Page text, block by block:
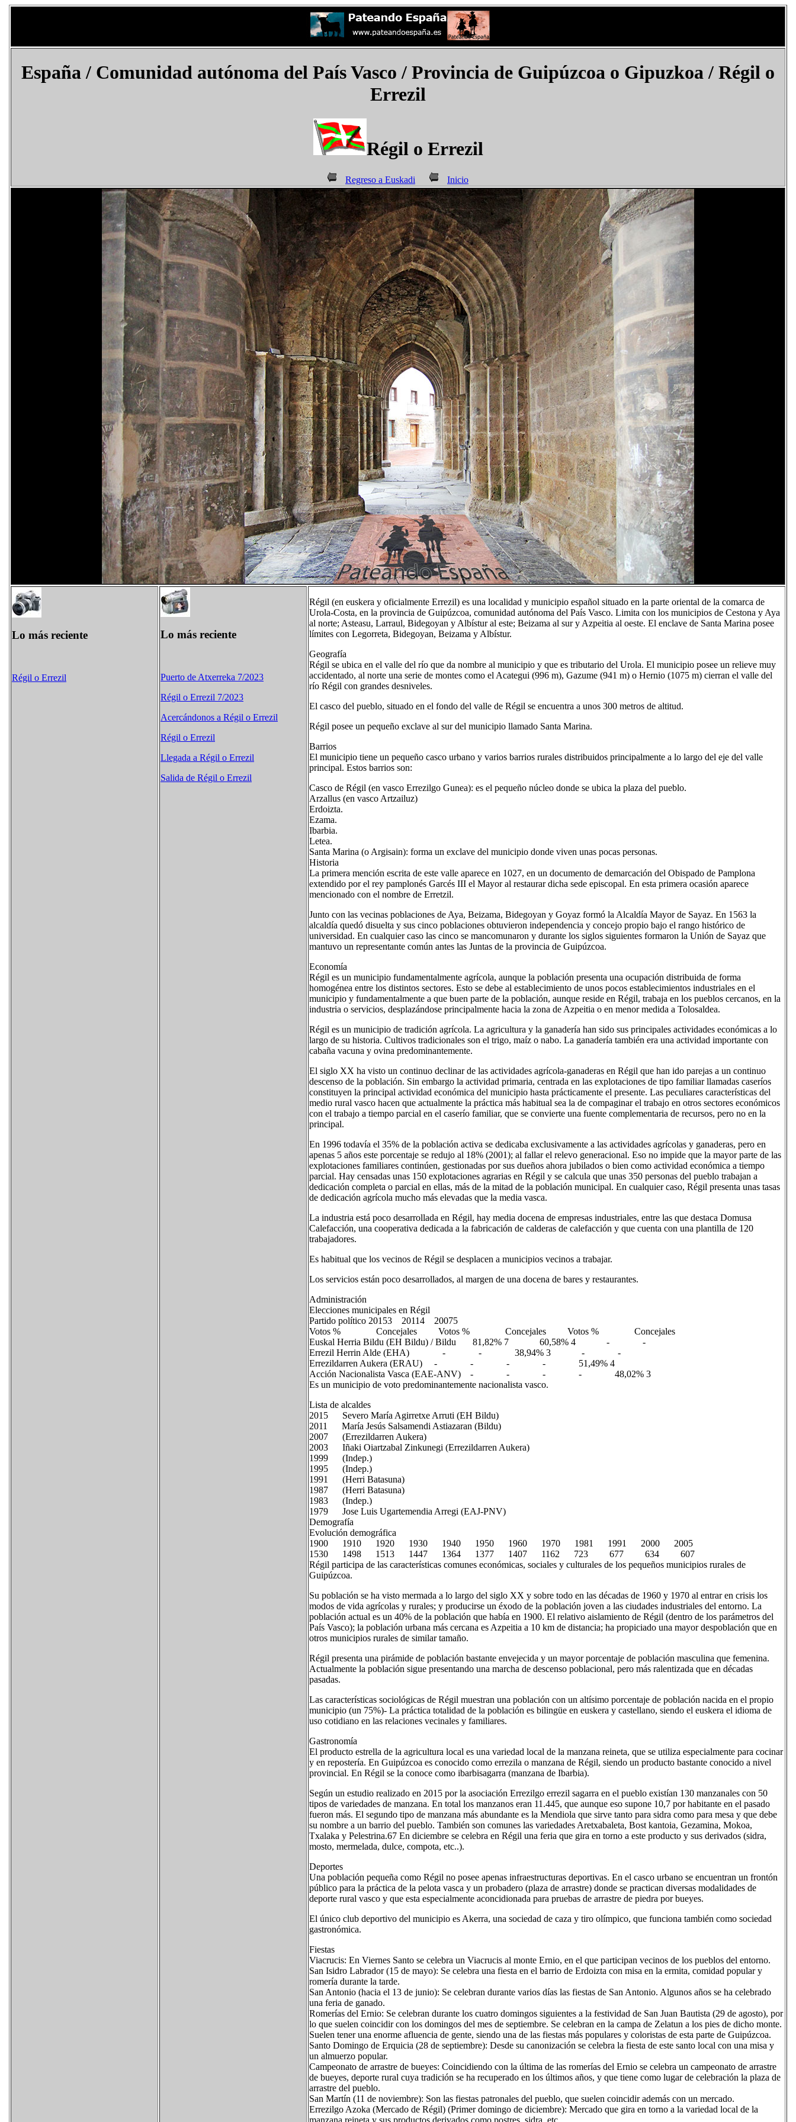
España/ Comunidad autónoma del País Vasco / Provincia de Guipúzcoa o Gipuzkoa / Régil o
Errezil
Régil o Errezil
Regreso a Euskadi Inicio
Lo más reciente
Régil o Errezil
Lo más reciente
Puerto de Atxerreka 7/2023
Régil o Errezil 7/2023
Acercándonos a Régil o Errezil
Régil o Errezil
Llegada a Régil o Errezil
Salida de Régil o Errezil
Régil​ (en euskera y oficialmente Errezil) es una localidad y municipio español situado en la parte oriental de la comarca de
Urola-Costa, en la provincia de Guipúzcoa, comunidad autónoma del País Vasco. Limita con los municipios de Cestona y Aya
al norte; Asteasu, Larraul, Bidegoyan y Albístur al este; Beizama al sur y Azpeitia al oeste. El enclave de Santa Marina posee
límites con Legorreta, Bidegoyan, Beizama y Albístur.
Geografía
Régil se ubica en el valle del río que da nombre al municipio y que es tributario del Urola. El municipio posee un relieve muy
accidentado, al norte una serie de montes como el Acategui (996 m), Gazume (941 m) o Hernio (1075 m) cierran el valle del
río Régil con grandes desniveles.
El casco del pueblo, situado en el fondo del valle de Régil se encuentra a unos 300 metros de altitud.
Régil posee un pequeño exclave al sur del municipio llamado Santa Marina.
Barrios
El municipio tiene un pequeño casco urbano y varios barrios rurales distribuidos principalmente a lo largo del eje del valle
principal. Estos barrios son:
Casco de Régil (en vasco Errezilgo Gunea): es el pequeño núcleo donde se ubica la plaza del pueblo.
Arzallus (en vasco Artzailuz)
Erdoizta.
Ezama.
Ibarbia.
Letea.
Santa Marina (o Argisain): forma un exclave del municipio donde viven unas pocas personas.
Historia
La primera mención escrita de este valle aparece en 1027, en un documento de demarcación del Obispado de Pamplona
extendido por el rey pamplonés Garcés III el Mayor al restaurar dicha sede episcopal. En esta primera ocasión aparece
mencionado con el nombre de Erretzil.
Junto con las vecinas poblaciones de Aya, Beizama, Bidegoyan y Goyaz formó la Alcaldía Mayor de Sayaz. En 1563 la
alcaldía quedó disuelta y sus cinco poblaciones obtuvieron independencia y concejo propio bajo el rango histórico de
universidad. En cualquier caso las cinco se mancomunaron y durante los siglos siguientes formaron la Unión de Sayaz que
mantuvo un representante común antes las Juntas de la provincia de Guipúzcoa.
Economía
Régil es un municipio fundamentalmente agrícola, aunque la población presenta una ocupación distribuida de forma
homogénea entre los distintos sectores. Esto se debe al establecimiento de unos pocos establecimientos industriales en el
municipio y fundamentalmente a que buen parte de la población, aunque reside en Régil, trabaja en los pueblos cercanos, en la
industria o servicios, desplazándose principalmente hacia la zona de Azpeitia o en menor medida a Tolosaldea.
Régil es un municipio de tradición agrícola. La agricultura y la ganadería han sido sus principales actividades económicas a lo
largo de su historia. Cultivos tradicionales son el trigo, maíz o nabo. La ganadería también era una actividad importante con
cabaña vacuna y ovina predominantemente.
El siglo XX ha visto un continuo declinar de las actividades agrícola-ganaderas en Régil que han ido parejas a un continuo
descenso de la población. Sin embargo la actividad primaria, centrada en las explotaciones de tipo familiar llamadas caseríos
constituyen la principal actividad económica del municipio hasta prácticamente el presente. Las peculiares características del
medio rural vasco hacen que actualmente la práctica más habitual sea la de compaginar el trabajo en otros sectores económicos
con el trabajo a tiempo parcial en el caserío familiar, que se convierte una fuente complementaria de recursos, pero no en la
principal.
En 1996 todavía el 35% de la población activa se dedicaba exclusivamente a las actividades agrícolas y ganaderas, pero en
apenas 5 años este porcentaje se redujo al 18% (2001); al fallar el relevo generacional. Eso no impide que la mayor parte de las
explotaciones familiares continúen, gestionadas por sus dueños ahora jubilados o bien como actividad económica a tiempo
parcial. Hay censadas unas 150 explotaciones agrarias en Régil y se calcula que unas 350 personas del pueblo trabajan a
dedicación completa o parcial en ellas, más de la mitad de la población municipal. En cualquier caso, Régil presenta unas tasas
de dedicación agrícola mucho más elevadas que la media vasca.
La industria está poco desarrollada en Régil, hay media docena de empresas industriales, entre las que destaca Domusa
Calefacción, una cooperativa dedicada a la fabricación de calderas de calefacción y que cuenta con una plantilla de 120
trabajadores.
Es habitual que los vecinos de Régil se desplacen a municipios vecinos a trabajar.
Los servicios están poco desarrollados, al margen de una docena de bares y restaurantes.
Administración
Elecciones municipales en Régil
Partido político 20153​ 20114​ 20075​
Votos % Concejales Votos % Concejales Votos % Concejales
Euskal Herria Bildu (EH Bildu) / Bildu 81,82% 7 60,58% 4 - -
Errezil Herrin Alde (EHA) - - 38,94% 3 - -
Errezildarren Aukera (ERAU) - - - - 51,49% 4
Acción Nacionalista Vasca (EAE-ANV) - - - - 48,02% 3
Es un municipio de voto predominantemente nacionalista vasco.
Lista de alcaldes
2015 Severo María Agirretxe Arruti (EH Bildu)
2011 María Jesús Salsamendi Astiazaran (Bildu)
2007 (Errezildarren Aukera)
2003 Iñaki Oiartzabal Zinkunegi (Errezildarren Aukera)
1999 (Indep.)
1995 (Indep.)
1991 (Herri Batasuna)
1987 (Herri Batasuna)
1983 (Indep.)
1979 Jose Luis Ugartemendia Arregi (EAJ-PNV)
Demografía
Evolución demográfica
1900 1910 1920 1930 1940 1950 1960 1970 1981 1991 2000 2005
1530 1498 1513 1447 1364 1377 1407 1162 723 677 634 607
Régil participa de las características comunes económicas, sociales y culturales de los pequeños municipios rurales de
Guipúzcoa.
Su población se ha visto mermada a lo largo del siglo XX y sobre todo en las décadas de 1960 y 1970 al entrar en crisis los
modos de vida agrícolas y rurales; y producirse un éxodo de la población joven a las ciudades industriales del entorno. La
población actual es un 40% de la población que había en 1900. El relativo aislamiento de Régil (dentro de los parámetros del
País Vasco); la población urbana más cercana es Azpeitia a 10 km de distancia; ha propiciado una mayor despoblación que en
otros municipios rurales de similar tamaño.
Régil presenta una pirámide de población bastante envejecida y un mayor porcentaje de población masculina que femenina.
Actualmente la población sigue presentando una marcha de descenso poblacional, pero más ralentizada que en décadas
pasadas.
Las características sociológicas de Régil muestran una población con un altísimo porcentaje de población nacida en el propio
municipio (un 75%)- La práctica totalidad de la población es bilingüe en euskera y castellano, siendo el euskera el idioma de
uso cotidiano en las relaciones vecinales y familiares.
Gastronomía
El producto estrella de la agricultura local es una variedad local de la manzana reineta, que se utiliza especialmente para cocinar
y en repostería. En Guipúzcoa es conocido como errezila o manzana de Régil, siendo un producto bastante conocido a nivel
provincial. En Régil se la conoce como ibarbisagarra (manzana de Ibarbia).
Según un estudio realizado en 2015 por la asociación Errezilgo errezil sagarra en el pueblo existían 130 manzanales con 50
tipos de variedades de manzana. En total los manzanos eran 11.445, que aunque eso supone 10,7 por habitante en el pasado
fueron más. El segundo tipo de manzana más abundante es la Mendiola que sirve tanto para sidra como para mesa y que debe
su nombre a un barrio del pueblo. También son comunes las variedades Aretxabaleta, Bost kantoia, Gezamina, Mokoa,
Txalaka y Pelestrina.6​7​ En diciembre se celebra en Régil una feria que gira en torno a este producto y sus derivados (sidra,
mosto, mermelada, dulce, compota, etc..).
Deportes
Una población pequeña como Régil no posee apenas infraestructuras deportivas. En el casco urbano se encuentran un frontón
público para la práctica de la pelota vasca y un probadero (plaza de arrastre) donde se practican diversas modalidades de
deporte rural vasco y que esta especialmente aconcidionada para pruebas de arrastre de piedra por bueyes.
El único club deportivo del municipio es Akerra, una sociedad de caza y tiro olímpico, que funciona también como sociedad
gastronómica.
Fiestas
Viacrucis: En Viernes Santo se celebra un Viacrucis al monte Ernio, en el que participan vecinos de los pueblos del entorno.
San Isidro Labrador (15 de mayo): Se celebra una fiesta en el barrio de Erdoizta con misa en la ermita, comidad popular y
romería durante la tarde.
San Antonio (hacia el 13 de junio): Se celebran durante varios días las fiestas de San Antonio. Algunos años se ha celebrado
una feria de ganado.
Romerías del Ernio: Se celebran durante los cuatro domingos siguientes a la festividad de San Juan Bautista (29 de agosto), por
lo que suelen coincidir con los domingos del mes de septiembre. Se celebran en la campa de Zelatun a los pies de dicho monte.
Suelen tener una enorme afluencia de gente, siendo una de las fiestas más populares y coloristas de esta parte de Guipúzcoa.
Santo Domingo de Erquicia (28 de septiembre): Desde su canonización se celebra la fiesta de este santo local con una misa y
un almuerzo popular.
Campeonato de arrastre de bueyes: Coincidiendo con la última de las romerías del Ernio se celebra un campeonato de arrastre
de bueyes, deporte rural cuya tradición se ha recuperado en los últimos años, y que tiene como lugar de celebración la plaza de
arrastre del pueblo.
San Martín (11 de noviembre): Son las fiestas patronales del pueblo, que suelen coincidir además con un mercado.
Errezilgo Azoka (Mercado de Régil) (Primer domingo de diciembre): Mercado que gira en torno a la variedad local de la
manzana reineta y sus productos derivados como postres, sidra, etc.